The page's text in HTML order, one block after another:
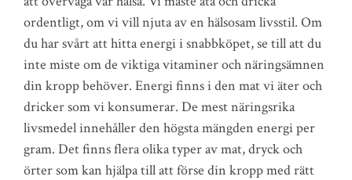
ordentligt, om vi vill njuta av en hälsosam livsstil. Om
du har svårt att hitta energi i snabbköpet, se till att du
inte miste om de viktiga vitaminer och näringsämnen
din kropp behöver. Energi finns i den mat vi äter och
dricker som vi konsumerar. De mest näringsrika
livsmedel innehåller den högsta mängden energi per
gram. Det finns flera olika typer av mat, dryck och
örter som kan hjälpa till att förse din kropp med rätt